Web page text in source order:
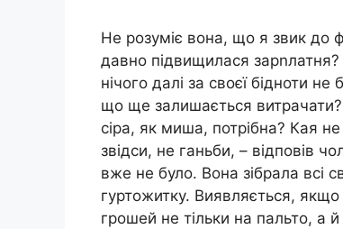
Не розуміє вона, що я звик до
давно підвищилася
нічого далі за своєї бідноти
що ще залишається
сіра, як миша, потрібна? Кая
звідси, не ганьби, – відповів
вже не було. Вона зібрала всі
гуртожитку. Виявляється,
грошей не тільки на пальто, а